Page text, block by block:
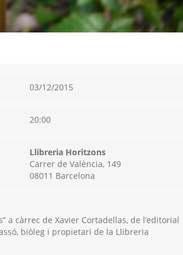
03/12/2015
20:00
Llibreria Horitzons
Carrer de València, 149
08011 Barcelona
a càrrec de Xavier Cortadellas, de l’editorial
biòleg i propietari de la Llibreria